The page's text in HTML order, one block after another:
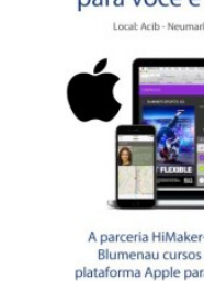
Leia mais